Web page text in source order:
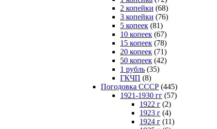
2 копейки (68)
3 копейки (76)
5 копеек (81)
10 копеек (67)
15 копеек (78)
20 копеек (71)
50 копеек (42)
1 рубль (35)
ГКЧП (8)
Погодовка СССР (445)
1921-1930 гг (57)
1922 г (2)
1923 г (4)
1924 г (11)